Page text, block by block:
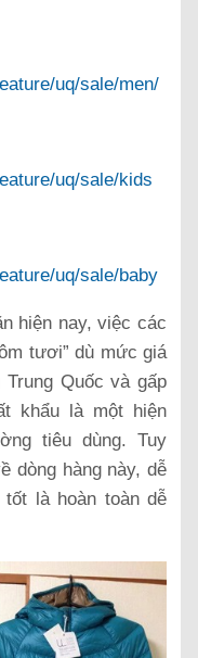
uq/sale/men/
uq/sale/kids
uq/sale/baby
hiện nay, việc các
tươi” dù mức giá
Quốc và gấp
khẩu là một hiện
tiêu dùng. Tuy
dòng hàng này, dễ
tốt là hoàn toàn dễ